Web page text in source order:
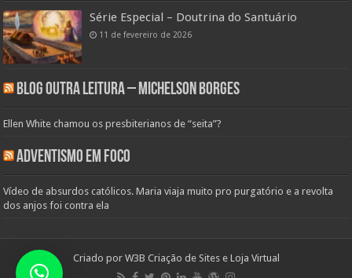
Série Especial – Doutrina do Santuário
11 de fevereiro de 2026
Blog Outra Leitura – Michelson Borges
Ellen White chamou os presbiterianos de “seita”?
Adventismo em Foco
Vídeo de absurdos católicos. Maria viaja muito pro purgatório e a revolta
dos anjos foi contra ela
Criado por W3B Criação de Sites e Loja Virtual